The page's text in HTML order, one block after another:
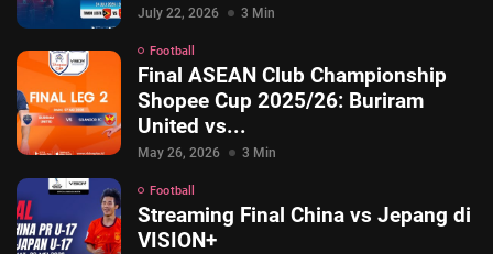
July 22, 2026 3 Min
Football
Final ASEAN Club Championship
Shopee Cup 2025/26: Buriram
United vs...
May 26, 2026 3 Min
Football
Streaming Final China vs Jepang di
VISION+